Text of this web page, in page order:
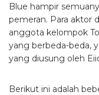
Blue hampir
pemeran. Para aktor
anggota kelompok
yang berbeda-beda,
yang diusung oleh
Berikut ini adalah